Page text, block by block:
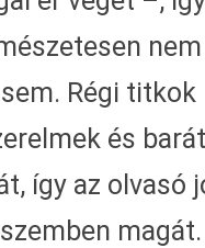
Régi titkok
és
így az olvasó
magát.